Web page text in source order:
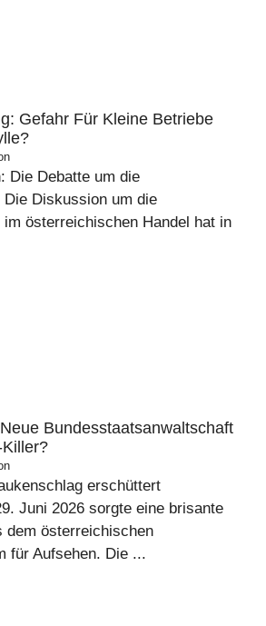
Gefahr Für Kleine Betriebe
Die Debatte um die
Die Diskussion um die
im österreichischen Handel hat in
Bundesstaatsanwaltschaft
erschüttert
Juni 2026 sorgte eine brisante
dem österreichischen
für Aufsehen. Die ...